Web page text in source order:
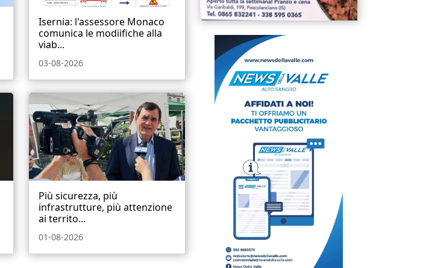
Isernia: l'assessore Monaco
comunica le modiifiche alla
viab...
03-08-2026
Più sicurezza, più
infrastrutture, più attenzione
ai territo...
01-08-2026